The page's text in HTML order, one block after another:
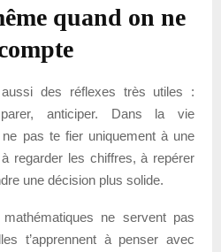
quand on ne
des réflexes très utiles :
anticiper. Dans la vie
ne pas te fier uniquement à une
regarder les chiffres, à repérer
une décision plus solide.
ne servent pas
t’apprennent à penser avec